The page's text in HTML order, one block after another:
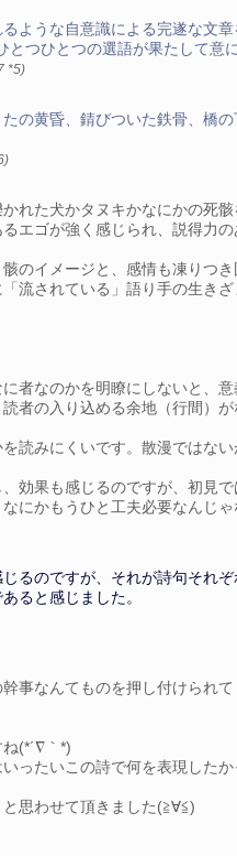
ような自意識による完遂な文
つひとつの選語が果たして意
*5)
の黄昏、錆びついた鉄骨、橋
れた犬かタヌキかなにかの死
エゴが強く感じられ、説得力の
のイメージと、感情も凍りつ
流されている」語り手の生き
者なのかを明瞭にしないと、
者の入り込める余地（行間）が
読みにくいです。散漫ではな
効果も感じるのですが、初見
にかもうひと工夫必要なんじ
るのですが、それが詩句それ
ると感じました。
事なんてものを押し付けられ
(*´∇｀*)
ったいこの詩で何を表現した
思わせて頂きました(≧∀≦)